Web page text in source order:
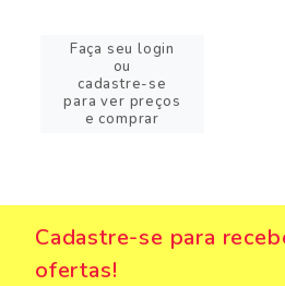
Faça seu login
ou
cadastre-se
para ver preços
e comprar
Cadastre-se para
ofertas!